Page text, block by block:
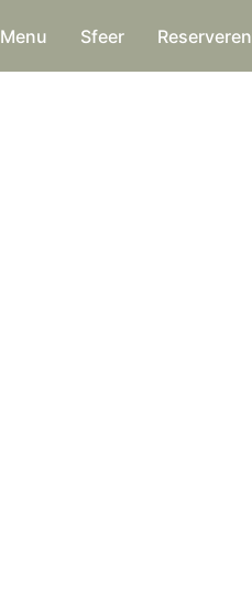
Menu Sfeer Reserveren